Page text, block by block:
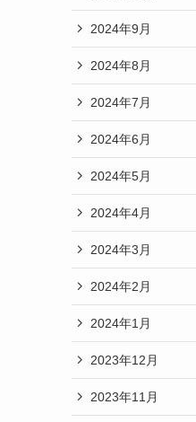
2024年9月
2024年8月
2024年7月
2024年6月
2024年5月
2024年4月
2024年3月
2024年2月
2024年1月
2023年12月
2023年11月